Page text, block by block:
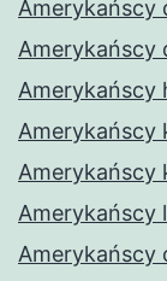
Amerykańscy
Amerykańscy
Amerykańscy
Amerykańscy
Amerykańscy
Amerykańscy
Amerykańscy